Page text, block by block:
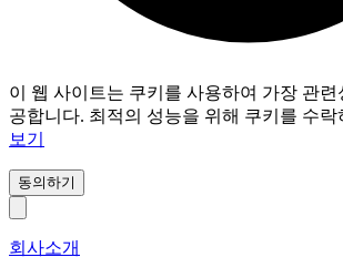
이 웹 사이트는 쿠키를 사용하여 가장 관련
공합니다. 최적의 성능을 위해 쿠키를 수락
보기
동의하기
회사소개